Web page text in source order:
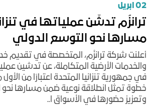
02 ابريل
ترانزُم تدشّن عملياتها في
مسارها نحو التوسع الدولي
أعلنت شركة ترانزُم، المتخصصة في تقديم
والخدمات الأرضية المتكاملة، عن تدشين
خطوة تمثل انطلاقة نوعية ضمن مسارها
وتعزيز حضورها في الأسواق ا..